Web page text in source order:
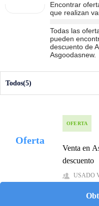
Encontrar
que realizan
cada año.
ofrecidas por
puede seguir
códigos de
para usted,
del 50% de
Todas las
pueden
descuento de
Asgoodasnew.
Todos(5)
Oferta
OFERTA
Venta en
descuento
USADO